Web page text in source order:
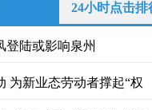
24小时点击排
登陆或影响泉州
为新业态劳动者撑起“权